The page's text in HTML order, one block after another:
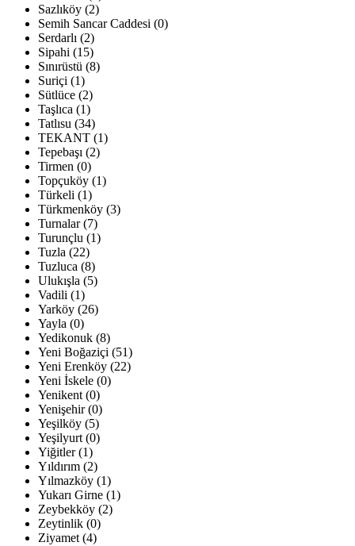
Sazlıköy (2)
Semih Sancar Caddesi (0)
Serdarlı (2)
Sipahi (15)
Sınırüstü (8)
Suriçi (1)
Sütlüce (2)
Taşlıca (1)
Tatlısu (34)
TEKANT (1)
Tepebaşı (2)
Tirmen (0)
Topçuköy (1)
Türkeli (1)
Türkmenköy (3)
Turnalar (7)
Turunçlu (1)
Tuzla (22)
Tuzluca (8)
Ulukışla (5)
Vadili (1)
Yarköy (26)
Yayla (0)
Yedikonuk (8)
Yeni Boğaziçi (51)
Yeni Erenköy (22)
Yeni İskele (0)
Yenikent (0)
Yenişehir (0)
Yeşilköy (5)
Yeşilyurt (0)
Yiğitler (1)
Yıldırım (2)
Yılmazköy (1)
Yukarı Girne (1)
Zeybekköy (2)
Zeytinlik (0)
Ziyamet (4)